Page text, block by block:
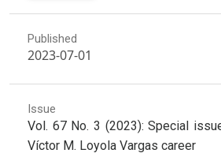
Published
2023-07-01
Issue
Vol. 67 No. 3 (2023): Special
Víctor M. Loyola Vargas career